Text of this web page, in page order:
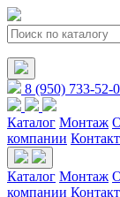
8 (950) 733-52-
Каталог Монтаж
компании
Каталог Монтаж
компании